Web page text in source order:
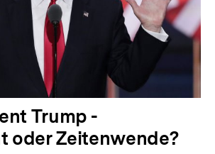
Trump -
oder Zeitenwende?